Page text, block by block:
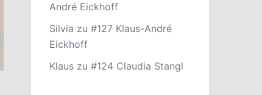
André Eickhoff
Silvia zu #127 Klaus-André
Eickhoff
Klauszu #124 Claudia Stangl